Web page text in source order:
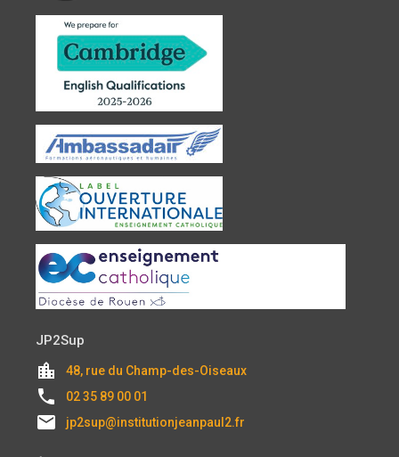
JP2Sup
location_city 48, rue du Champ-des-Oiseaux
local_phone 02 35 89 00 01
email jp2sup@institutionjeanpaul2.fr